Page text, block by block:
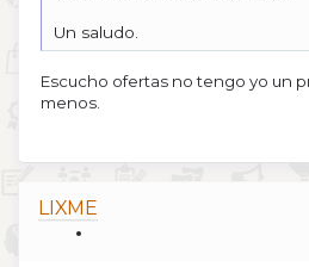
Un saludo.
Escucho ofertas no tengo yo un
menos.
LIXME